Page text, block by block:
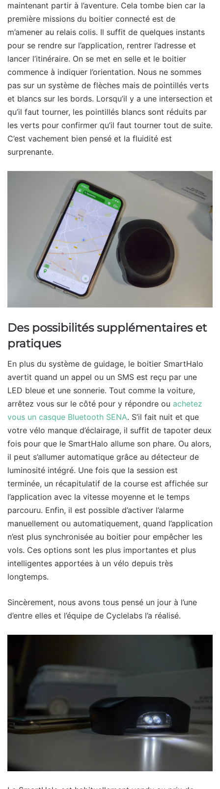
maintenant partir à l’aventure. Cela tombe bien car la
première missions du boitier connecté est de
m’amener au relais colis. Il suffit de quelques instants
pour se rendre sur l’application, rentrer l’adresse et
lancer l’itinéraire. On se met en selle et le boitier
commence à indiquer l’orientation. Nous ne sommes
pas sur un système de flèches mais de pointillés verts
et blancs sur les bords. Lorsqu’il y a une intersection et
qu’il faut tourner, les pointillés blancs sont réduits par
les verts pour confirmer qu’il faut tourner tout de suite.
C’est vachement bien pensé et la fluidité est
surprenante.
Des possibilités supplémentaires et
pratiques
En plus du système de guidage, le boitier SmartHalo
avertit quand un appel ou un SMS est reçu par une
LED bleue et une sonnerie. Tout comme la voiture,
arrêtez vous sur le côté pour y répondre ou achetez
vous un casque Bluetooth SENA. S’il fait nuit et que
votre vélo manque d’éclairage, il suffit de tapoter deux
fois pour que le SmartHalo allume son phare. Ou alors,
il peut s’allumer automatique grâce au détecteur de
luminosité intégré. Une fois que la session est
terminée, un récapitulatif de la course est affichée sur
l’application avec la vitesse moyenne et le temps
parcouru. Enfin, il est possible d’activer l’alarme
manuellement ou automatiquement, quand l’application
n’est plus synchronisée au boitier pour empêcher les
vols. Ces options sont les plus importantes et plus
intelligentes apportées à un vélo depuis très
longtemps.
Sincèrement, nous avons tous pensé un jour à l’une
d’entre elles et l’équipe de Cyclelabs l’a réalisé.